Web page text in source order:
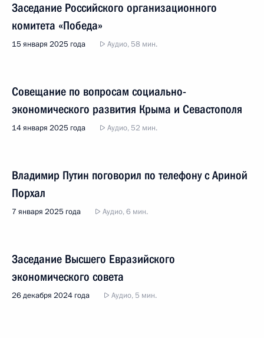
Заседание Российского организационного
комитета «Победа»
15 января 2025 года Аудио, 58 мин.
Совещание по вопросам социально-
экономического развития Крыма и Севастополя
14 января 2025 года Аудио, 52 мин.
Владимир Путин поговорил по телефону с Ариной
Порхал
7 января 2025 года Аудио, 6 мин.
Заседание Высшего Евразийского
экономического совета
26 декабря 2024 года Аудио, 5 мин.